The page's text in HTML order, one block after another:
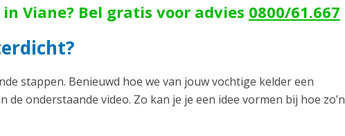
Viane? Bel gratis voor advies 0800/61.667
stappen. Benieuwd hoe we van jouw vochtige kelder een
onderstaande video. Zo kan je je een idee vormen bij hoe zo’n